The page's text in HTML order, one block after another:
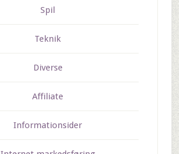
Spil
Teknik
Diverse
Affiliate
Informationsider